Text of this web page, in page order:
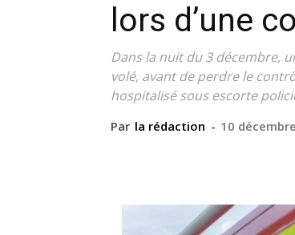
lors d’une
Dans la nuit du 3 décembre,
volé, avant de perdre le
hospitalisé sous escorte
Par la rédaction - 10